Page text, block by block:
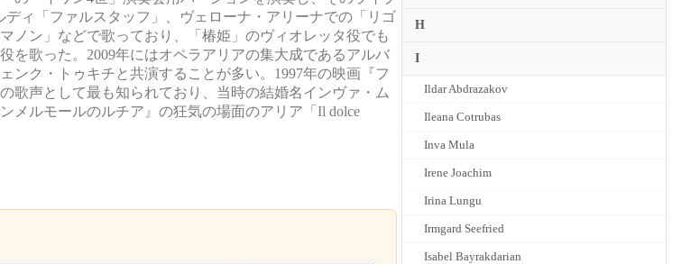
ィ「ファルスタッフ」、ヴェローナ・アリーナでの「リゴ
ノン」などで歌っており、「椿姫」のヴィオレッタ役でも
を歌った。2009年にはオペラアリアの集大成であるアルバ
ンク・トゥキチと共演することが多い。1997年の映画『フ
歌声として最も知られており、当時の結婚名インヴァ・ム
メルモールのルチア』の狂気の場面のアリア「Il dolce
H
I
Ildar Abdrazakov
Ileana Cotrubas
Inva Mula
Irene Joachim
Irina Lungu
Irmgard Seefried
Isabel Bayrakdarian